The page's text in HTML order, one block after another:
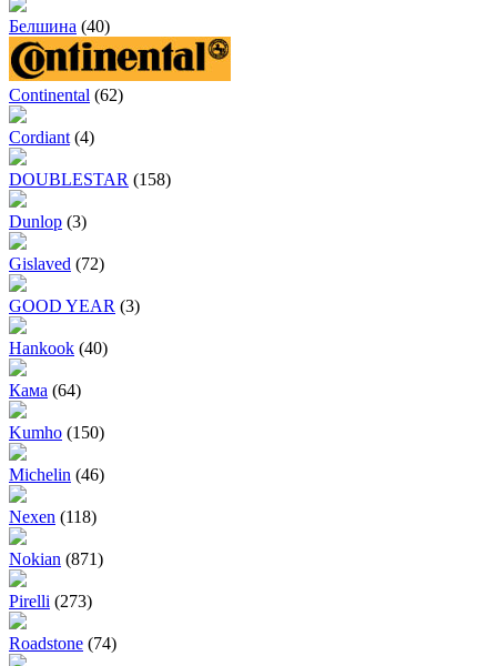
Белшина (40)
Continental (62)
Cordiant (4)
DOUBLESTAR (158)
Dunlop (3)
Gislaved (72)
GOOD YEAR (3)
Hankook (40)
Кама (64)
Kumho (150)
Michelin (46)
Nexen (118)
Nokian (871)
Pirelli (273)
Roadstone (74)